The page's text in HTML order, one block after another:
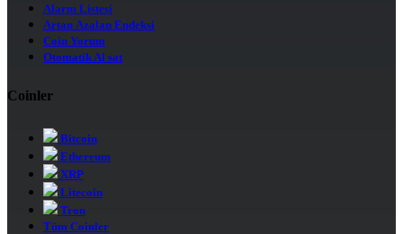
Alarm Listesi
Artan Azalan Endeksi
Coin Yorum
Otomatik Al sat
Coinler
Bitcoin
Ethereum
XRP
Litecoin
Tron
Tüm Coinler